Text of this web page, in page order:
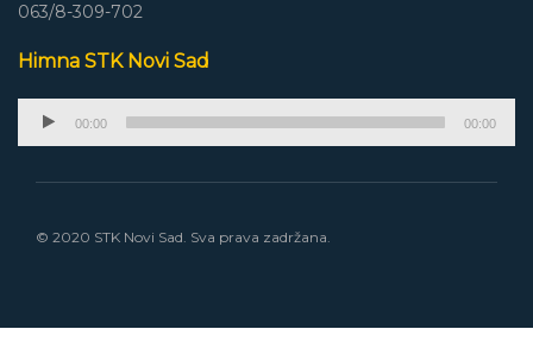
063/8-309-702
Himna STK Novi Sad
Audio
00:00 00:00
© 2020 STK Novi Sad. Sva prava zadržana.